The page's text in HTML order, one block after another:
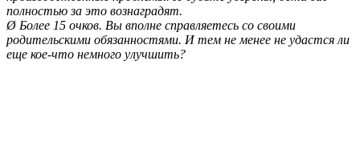
полностью за это вознаградят.
Ø Более 15 очков. Вы вполне справляетесь со своими
родительскими обязанностями. И тем не менее не удастся ли
еще кое-что немного улучшить?